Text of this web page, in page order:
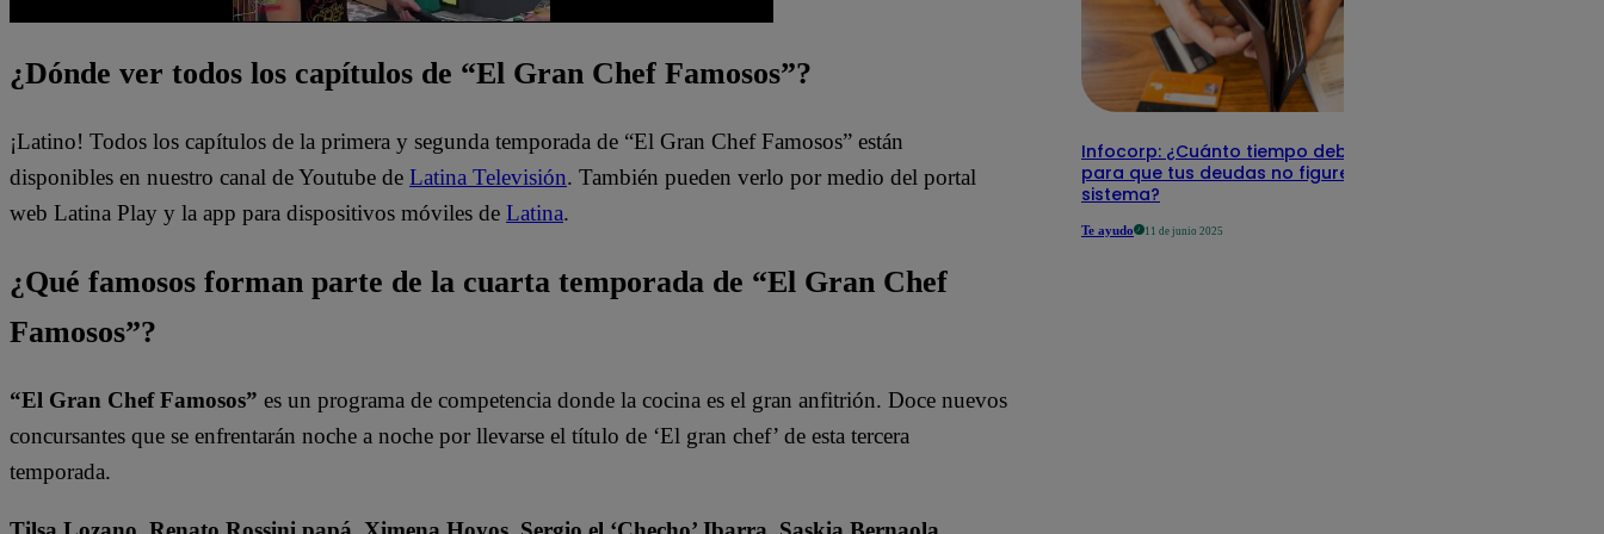
¿Dónde ver todos los capítulos de “El Gran Chef Famosos”?
¡Latino! Todos los capítulos de la primera y segunda temporada de “El Gran Chef Famosos” están
disponibles en nuestro canal de Youtube de Latina Televisión. También pueden verlo por medio del portal
web Latina Play y la app para dispositivos móviles de Latina.
¿Qué famosos forman parte de la cuarta temporada de “El Gran Chef
Famosos”?
“El Gran Chef Famosos” es un programa de competencia donde la cocina es el gran anfitrión. Doce nuevos
concursantes que se enfrentarán noche a noche por llevarse el título de ‘El gran chef’ de esta tercera
temporada.
Infocorp: ¿Cuánto tiempo debe pasar
para que tus deudas no figuren en su
sistema?
Te ayudo 11 de junio 2025